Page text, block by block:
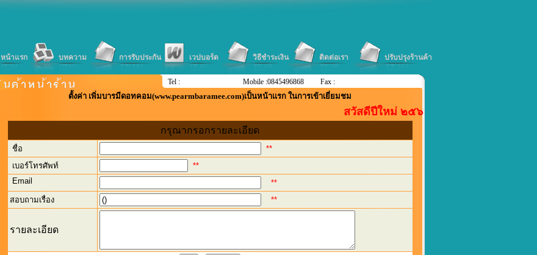
หน้าแรก บทความ การรับประกัน เวปบอร์ด วิธีชำระเงิน ติดต่อเรา ปรับปรุงร้านค้า
Tel : Mobile :0845496868 Fax :
ตั้งค่า เพิ่มบารมีดอทคอม(www.pearmbaramee.com)เป็นหน้าแรก ในการเข้าเยี่ยมชม
สวัสดีปีใหม่ ๒๕๖๒....ลดแหลก+แจกแถม....
กรุณากรอกรายละเอียด
ชื่อ
**
เบอร์โทรศัพท์
**
Email
**
สอบถามเรื่อง
**
รายละเอียด